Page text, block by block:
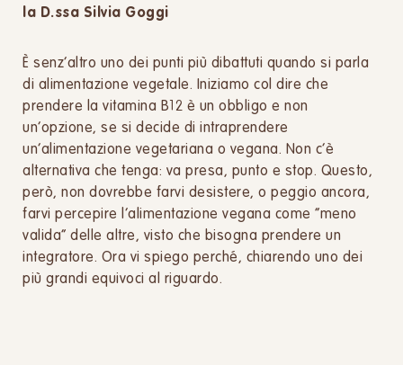
la D.ssa Silvia Goggi
È senz’altro uno dei punti più dibattuti quando si parla
di alimentazione vegetale. Iniziamo col dire che
prendere la vitamina B12 è un obbligo e non
un’opzione, se si decide di intraprendere
un’alimentazione vegetariana o vegana. Non c’è
alternativa che tenga: va presa, punto e stop. Questo,
però, non dovrebbe farvi desistere, o peggio ancora,
farvi percepire l’alimentazione vegana come “meno
valida” delle altre, visto che bisogna prendere un
integratore. Ora vi spiego perché, chiarendo uno dei
più grandi equivoci al riguardo.